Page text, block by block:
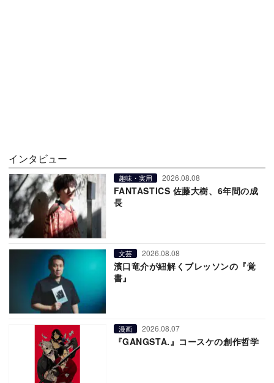
インタビュー
趣味・実用 2026.08.08
FANTASTICS 佐藤大樹、6年間の成
長
文芸 2026.08.08
濱口竜介が紐解くブレッソンの『覚
書』
漫画 2026.08.07
『GANGSTA.』コースケの創作哲学